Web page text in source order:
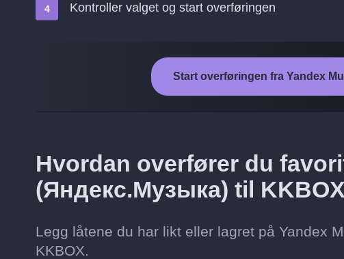
Kontroller valget og start overføringen
Start overføringen fra Yandex
Hvordan overfører du
(Яндекс.Музыка) til
Legg låtene du har likt eller lagret på Yandex
KKBOX.